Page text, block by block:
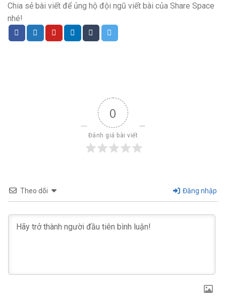
Chia sẻ bài viết để ủng hộ đội ngũ viết bài của Share Space
nhé!
0
Đánh giá bài viết
Theo dõi Đăng nhập